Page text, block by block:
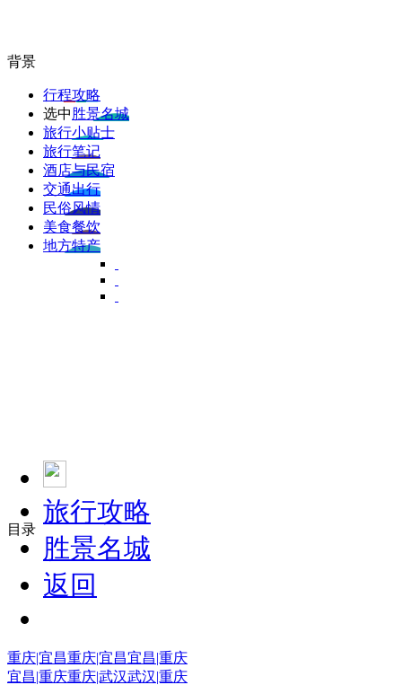
背景
行程攻略
选中胜景名城
旅行小贴士
旅行笔记
酒店与民宿
交通出行
民俗风情
美食餐饮
地方特产
目录
旅行攻略
胜景名城
返回
重庆|宜昌重庆|宜昌宜昌|重庆
宜昌|重庆重庆|武汉武汉|重庆